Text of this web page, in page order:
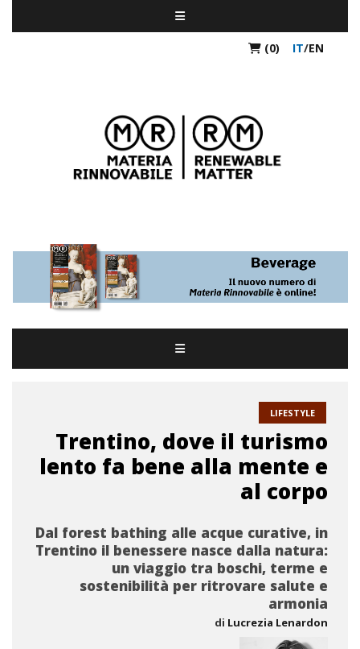
(0) IT/EN
LIFESTYLE
Trentino, dove il turismo
lento fa bene alla mente e
al corpo
Dal forest bathing alle acque curative, in
Trentino il benessere nasce dalla natura:
un viaggio tra boschi, terme e
sostenibilità per ritrovare salute e
armonia
di Lucrezia Lenardon